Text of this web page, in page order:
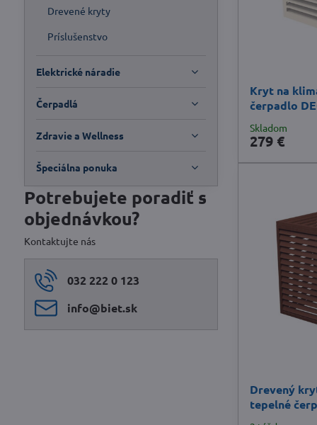
Kryt na
čerpadlo
Skladom
279 €
Drevený
tepelné
Potrebujete poradiť s
objednávkou?
Kontaktujte nás
032 222 0 123
info​@biet​.sk
Drevené kryty
Príslušenstvo
Elektrické náradie
Čerpadlá
Zdravie a Wellness
Špeciálna ponuka